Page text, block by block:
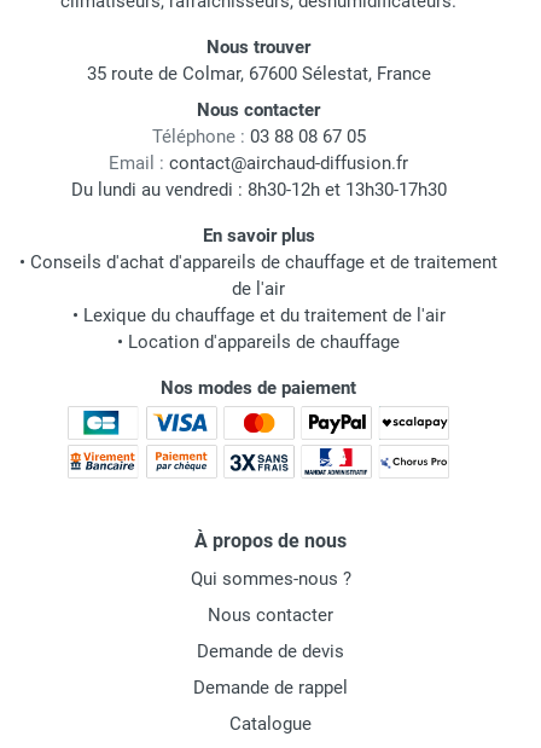
Nous trouver
35 route de Colmar, 67600 Sélestat, France
Nous contacter
Téléphone : 03 88 08 67 05
Email : contact@airchaud-diffusion.fr
Du lundi au vendredi : 8h30-12h et 13h30-17h30
En savoir plus
• Conseils d'achat d'appareils de chauffage et de traitement
de l'air
• Lexique du chauffage et du traitement de l'air
• Location d'appareils de chauffage
Nos modes de paiement
À propos de nous
Qui sommes-nous ?
Nous contacter
Demande de devis
Demande de rappel
Catalogue